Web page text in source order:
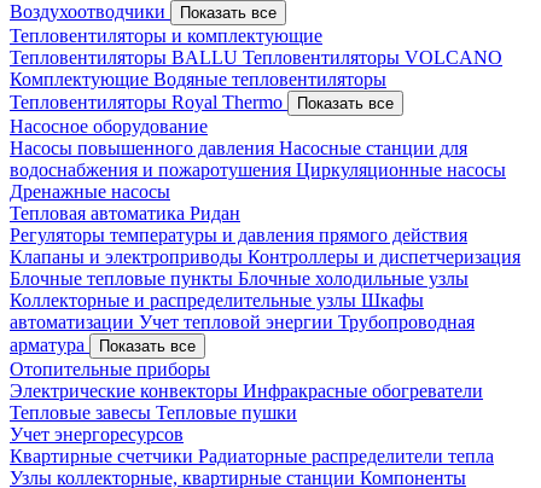
Воздухоотводчики
Показать все
Тепловентиляторы и комплектующие
Тепловентиляторы BALLU Тепловентиляторы VOLCANO
Комплектующие Водяные тепловентиляторы
Тепловентиляторы Royal Thermo
Показать все
Насосное оборудование
Насосы повышенного давления Насосные станции для
водоснабжения и пожаротушения Циркуляционные насосы
Дренажные насосы
Тепловая автоматика Ридан
Регуляторы температуры и давления прямого действия
Клапаны и электроприводы Контроллеры и диспетчеризация
Блочные тепловые пункты Блочные холодильные узлы
Коллекторные и распределительные узлы Шкафы
автоматизации Учет тепловой энергии Трубопроводная
арматура
Показать все
Отопительные приборы
Электрические конвекторы Инфракрасные обогреватели
Тепловые завесы Тепловые пушки
Учет энергоресурсов
Квартирные счетчики Радиаторные распределители тепла
Узлы коллекторные, квартирные станции Компоненты